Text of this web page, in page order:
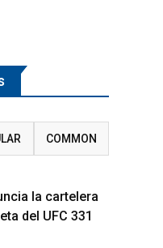
COMMON
la cartelera
del UFC 331